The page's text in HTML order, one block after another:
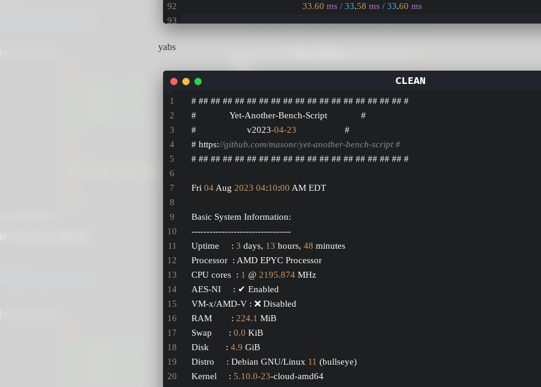
33.60 ms / 33.58 ms / 33.60 ms
yabs
# ## ## ## ## ## ## ## ## ## ## ## ## ## ## ## ## ## #
#              Yet-Another-Bench-Script              #
#                     v2023-04-23
                    #
# https://github.com/masonr/yet-another-bench-script #
# ## ## ## ## ## ## ## ## ## ## ## ## ## ## ## ## ## #
Fri 04 Aug 2023 04:10:00 AM EDT
Basic System Information:
---------------------------------
Uptime     : 3 days, 13 hours, 48 minutes
Processor  : AMD EPYC Processor
CPU cores  : 1 @ 2195.874 MHz
AES-NI     : ✔ Enabled
VM-x/AMD-V : ❌ Disabled
RAM        : 224.1 MiB
Swap       : 0.0 KiB
Disk       : 4.9 GiB
Distro     : Debian GNU/Linux 11 (bullseye)
Kernel     : 5.10.0-23-cloud-amd64